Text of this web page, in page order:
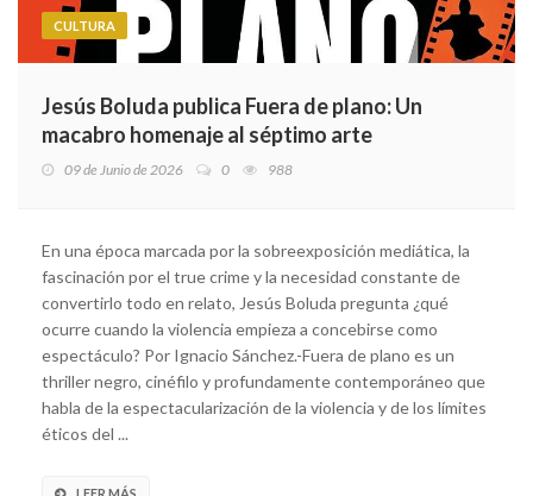
CULTURA
Jesús Boluda publica Fuera de plano: Un
macabro homenaje al séptimo arte
09 de Junio de 2026 0 988
En una época marcada por la sobreexposición mediática, la
fascinación por el true crime y la necesidad constante de
convertirlo todo en relato, Jesús Boluda pregunta ¿qué
ocurre cuando la violencia empieza a concebirse como
espectáculo? Por Ignacio Sánchez.-Fuera de plano es un
thriller negro, cinéfilo y profundamente contemporáneo que
habla de la espectacularización de la violencia y de los límites
éticos del ...
LEER MÁS